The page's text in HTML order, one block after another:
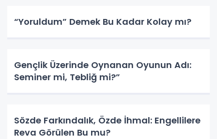
“Yoruldum” Demek Bu Kadar Kolay mı?
Gençlik Üzerinde Oynanan Oyunun Adı:
Seminer mi, Tebliğ mi?”
Sözde Farkındalık, Özde İhmal: Engellilere
Reva Görülen Bu mu?